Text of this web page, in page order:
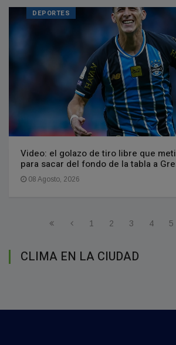
DEPORTES
Video: el golazo de tiro libre que
para sacar del fondo de la tabla a
08 Agosto, 2026
1 2 3 4 5
CLIMA EN LA CIUDAD